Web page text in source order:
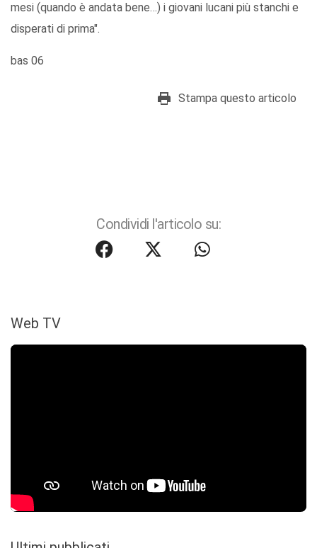
mesi (quando è andata bene…) i giovani lucani più stanchi e
disperati di prima".
bas 06
Stampa questo articolo
Condividi l'articolo su:
Web TV